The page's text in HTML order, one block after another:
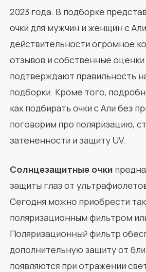
2023 года. В подборке
очки для мужчин и женщин с
действительности огромное
отзывов и собственные оценки
подтверждают правильность
подборки. Кроме того,
как подбирать очки с Али без
поговорим про поляризацию,
затененности и защиту UV.
Солнцезащитные очки
защиты глаз от
Сегодня можно приобрести
поляризационным фильтром
Поляризационный фильтр
дополнительную защиту от
появляются при отражении